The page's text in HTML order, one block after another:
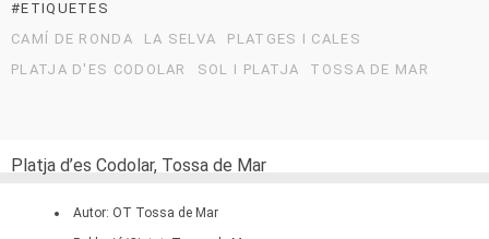
#ETIQUETES
CAMÍ DE RONDA
LA SELVA
PLATGES I CALES
PLATJA D'ES CODOLAR
SOL I PLATJA TOSSA DE MAR
Platja d’es Codolar, Tossa de Mar
Autor: OT Tossa de Mar